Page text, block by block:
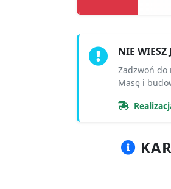
NIE WIESZ
Zadzwoń do
Masę i